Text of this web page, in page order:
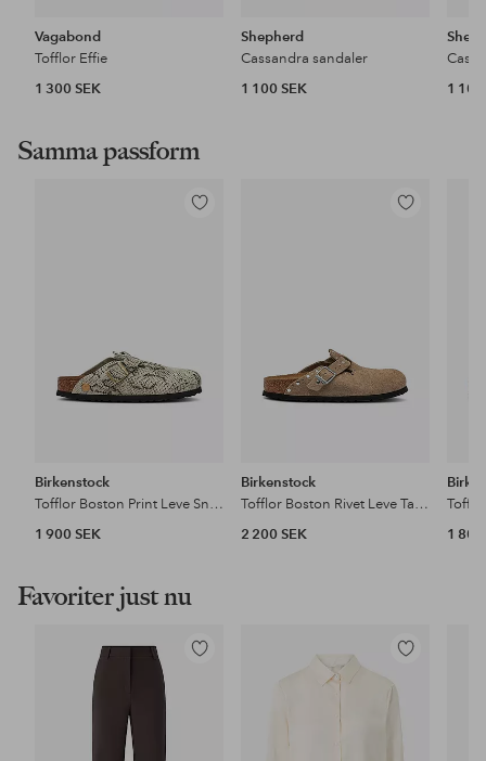
Vagabond
Tofflor Effie
1 300 SEK
Shepherd
Cassandra sandaler
1 100 SEK
1 100
Samma passform
Lägg
Birkenstock
Tofflor Boston Print Leve Snake Oyster
1 900 SEK
Lägg
Birkenstock
Tofflor Boston Rivet Leve Taupe
2 200 SEK
1 800
Favoriter just nu
Lägg
Lägg
i